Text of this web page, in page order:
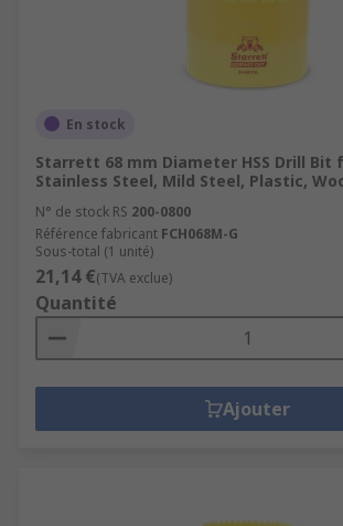
En stock
Starrett 68 mm Diameter HSS Drill Bit
Stainless Steel, Mild Steel, Plastic,
N° de stock RS 200-0800
Référence fabricant FCH068M-G
Sous-total (1 unité)
21,14 €(TVA exclue)
Quantité
Ajouter